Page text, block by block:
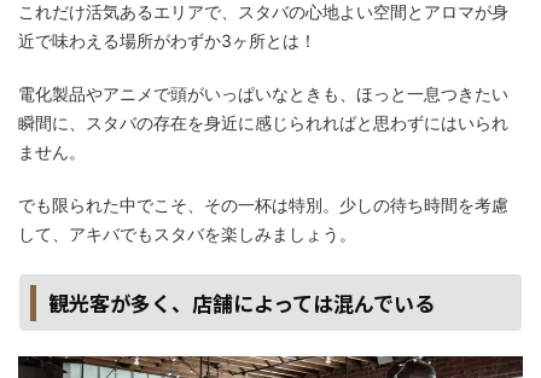
これだけ活気あるエリアで、スタバの心地よい空間とアロマが身
近で味わえる場所がわずか3ヶ所とは！
電化製品やアニメで頭がいっぱいなときも、ほっと一息つきたい
瞬間に、スタバの存在を身近に感じられればと思わずにはいられ
ません。
でも限られた中でこそ、その一杯は特別。少しの待ち時間を考慮
して、アキバでもスタバを楽しみましょう。​​
観光客が多く、店舗によっては混んでいる